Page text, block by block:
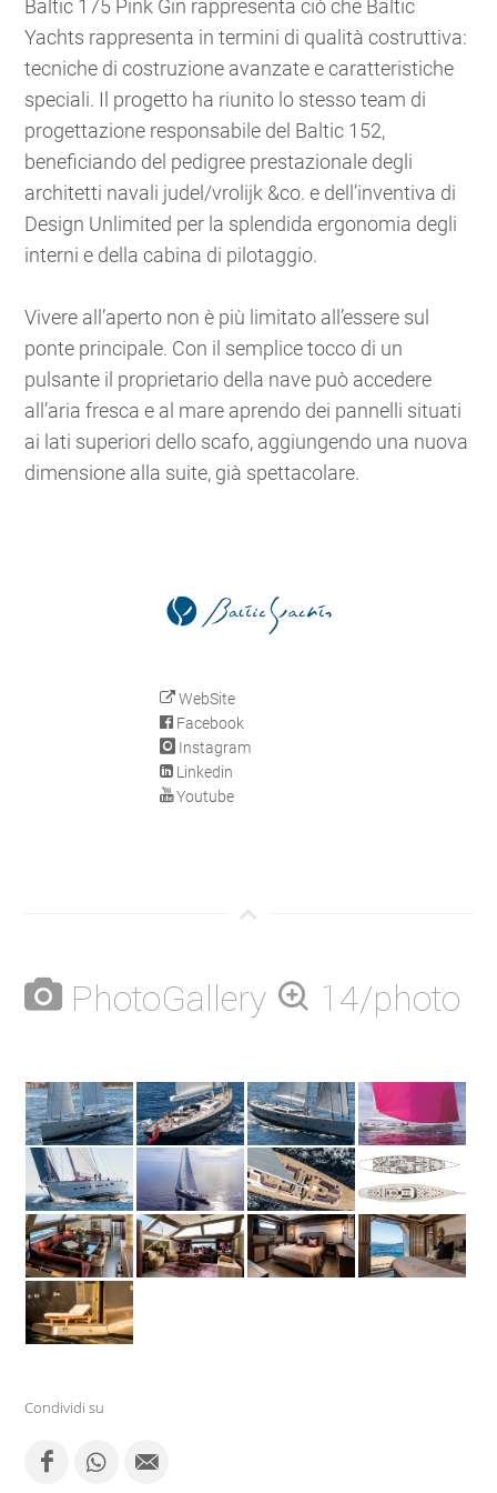
Baltic 175 Pink Gin rappresenta ciò che Baltic
Yachts rappresenta in termini di qualità costruttiva:
tecniche di costruzione avanzate e caratteristiche
speciali. Il progetto ha riunito lo stesso team di
progettazione responsabile del Baltic 152,
beneficiando del pedigree prestazionale degli
architetti navali judel/vrolijk &co. e dell’inventiva di
Design Unlimited per la splendida ergonomia degli
interni e della cabina di pilotaggio.
Vivere all’aperto non è più limitato all’essere sul
ponte principale. Con il semplice tocco di un
pulsante il proprietario della nave può accedere
all’aria fresca e al mare aprendo dei pannelli situati
ai lati superiori dello scafo, aggiungendo una nuova
dimensione alla suite, già spettacolare.
WebSite
Facebook
Instagram
Linkedin
Youtube
PhotoGallery 14/photo
Condividi su